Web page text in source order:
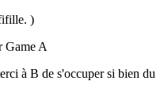
)
Game A
à B de s'occuper si bien du